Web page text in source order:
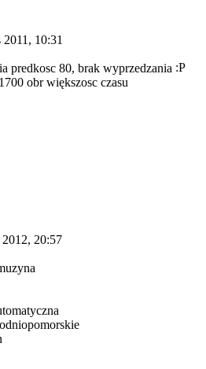
2011, 10:31
predkosc 80, brak wyprzedzania
obr większosc czasu
20:57